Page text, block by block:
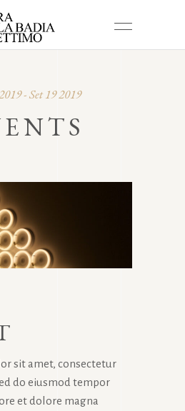
- Set 19 2019
sit amet, consectetur
do eiusmod tempor
et dolore magna